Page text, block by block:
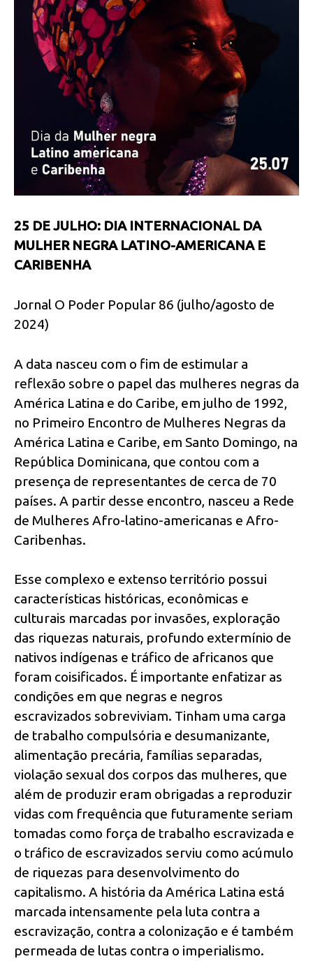
25 DE JULHO: DIA INTERNACIONAL DA
MULHER NEGRA LATINO-AMERICANA E
CARIBENHA
Jornal O Poder Popular 86 (julho/agosto de
2024)
A data nasceu com o fim de estimular a
reflexão sobre o papel das mulheres negras da
América Latina e do Caribe, em julho de 1992,
no Primeiro Encontro de Mulheres Negras da
América Latina e Caribe, em Santo Domingo, na
República Dominicana, que contou com a
presença de representantes de cerca de 70
países. A partir desse encontro, nasceu a Rede
de Mulheres Afro-latino-americanas e Afro-
Caribenhas.
Esse complexo e extenso território possui
características históricas, econômicas e
culturais marcadas por invasões, exploração
das riquezas naturais, profundo extermínio de
nativos indígenas e tráfico de africanos que
foram coisificados. É importante enfatizar as
condições em que negras e negros
escravizados sobreviviam. Tinham uma carga
de trabalho compulsória e desumanizante,
alimentação precária, famílias separadas,
violação sexual dos corpos das mulheres, que
além de produzir eram obrigadas a reproduzir
vidas com frequência que futuramente seriam
tomadas como força de trabalho escravizada e
o tráfico de escravizados serviu como acúmulo
de riquezas para desenvolvimento do
capitalismo. A história da América Latina está
marcada intensamente pela luta contra a
escravização, contra a colonização e é também
permeada de lutas contra o imperialismo.